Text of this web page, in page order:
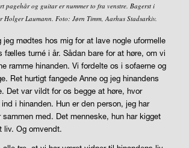
pagehår og guitar er nummer to fra venstre. Bagerst i
Holger Laumann. Foto: Jørn Timm, Aarhus Stadsarkiv.
mødtes hos mig for at lave nogle uformelle
fælles turné i år. Sådan bare for at høre, om vi
ramme hinanden. Vi fordelte os i sofaerne og
Ret hurtigt fangede Anne og jeg hinandens
Det var vildt for os begge at høre, hvor
i hinanden. Hun er den person, jeg har
med. Det menneske, hun har kigget
liv. Og omvendt.